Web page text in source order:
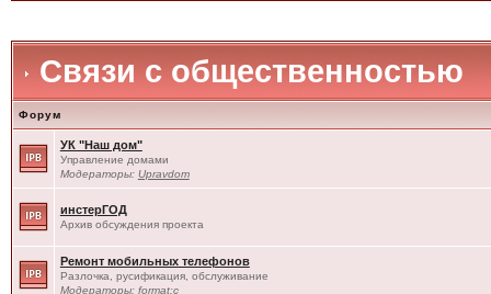
Связи с общественностью
Форум
УК "Наш дом"
Управление домами
Модераторы: Upravdom
инстерГОД
Архив обсуждения проекта
Ремонт мобильных телефонов
Разлочка, русификация, обслуживание
Модераторы: format:c